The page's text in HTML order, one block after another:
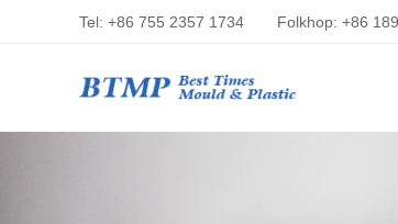
Tel: +86 755 2357 1734 Folkhop: +86